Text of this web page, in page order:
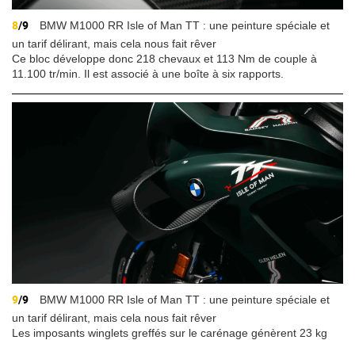
8/9
BMW M1000 RR Isle of Man TT : une peinture spéciale et
un tarif délirant, mais cela nous fait rêver
Ce bloc développe donc 218 chevaux et 113 Nm de couple à
11.100 tr/min. Il est associé à une boîte à six rapports.
9/9
BMW M1000 RR Isle of Man TT : une peinture spéciale et
un tarif délirant, mais cela nous fait rêver
Les imposants winglets greffés sur le carénage génèrent 23 kg